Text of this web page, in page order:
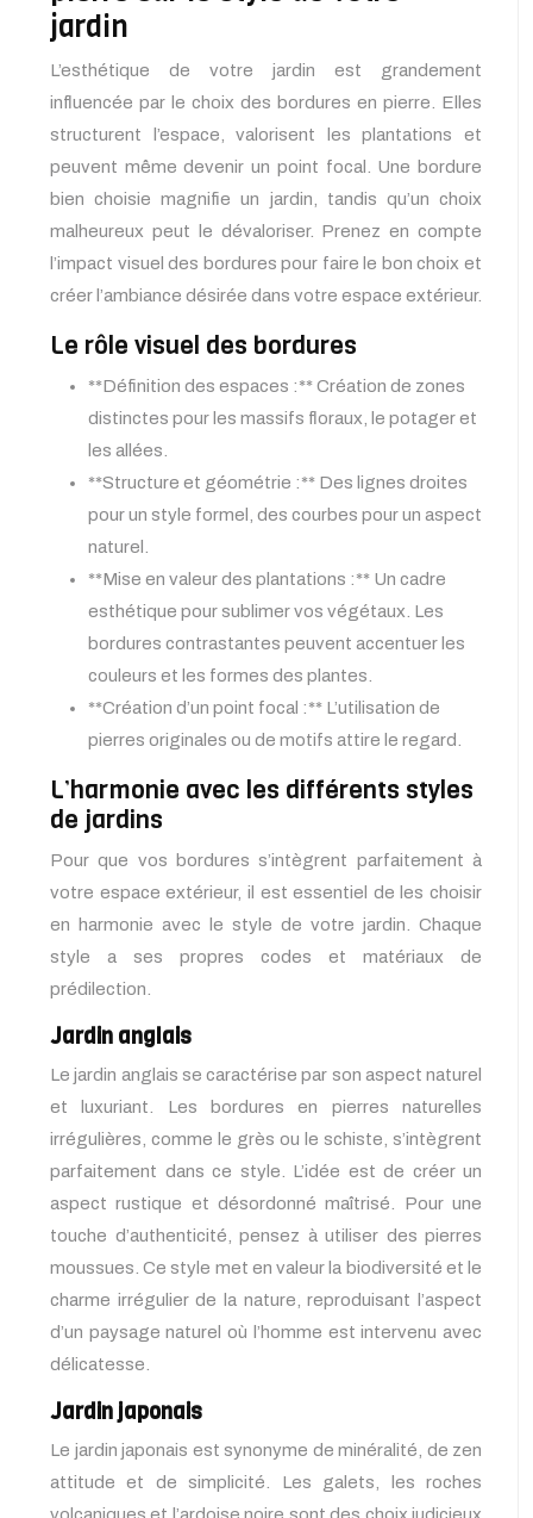
jardin
L’esthétique de votre jardin est grandement
influencée par le choix des bordures en pierre. Elles
structurent l’espace, valorisent les plantations et
peuvent même devenir un point focal. Une bordure
bien choisie magnifie un jardin, tandis qu’un choix
malheureux peut le dévaloriser. Prenez en compte
l’impact visuel des bordures pour faire le bon choix et
créer l’ambiance désirée dans votre espace extérieur.
Le rôle visuel des bordures
**Définition des espaces :** Création de zones
distinctes pour les massifs floraux, le potager et
les allées.
**Structure et géométrie :** Des lignes droites
pour un style formel, des courbes pour un aspect
naturel.
**Mise en valeur des plantations :** Un cadre
esthétique pour sublimer vos végétaux. Les
bordures contrastantes peuvent accentuer les
couleurs et les formes des plantes.
**Création d’un point focal :** L’utilisation de
pierres originales ou de motifs attire le regard.
L’harmonie avec les différents styles
de jardins
Pour que vos bordures s’intègrent parfaitement à
votre espace extérieur, il est essentiel de les choisir
en harmonie avec le style de votre jardin. Chaque
style a ses propres codes et matériaux de
prédilection.
Jardin anglais
Le jardin anglais se caractérise par son aspect naturel
et luxuriant. Les bordures en pierres naturelles
irrégulières, comme le grès ou le schiste, s’intègrent
parfaitement dans ce style. L’idée est de créer un
aspect rustique et désordonné maîtrisé. Pour une
touche d’authenticité, pensez à utiliser des pierres
moussues. Ce style met en valeur la biodiversité et le
charme irrégulier de la nature, reproduisant l’aspect
d’un paysage naturel où l’homme est intervenu avec
délicatesse.
Jardin japonais
Le jardin japonais est synonyme de minéralité, de zen
attitude et de simplicité. Les galets, les roches